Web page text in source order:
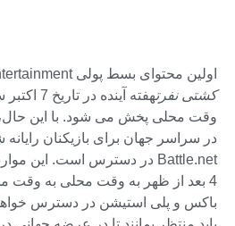
اولین محتوای بسط پولی Blizzard Entertainment
کشتی نفرت
در سراسر جهان برای بازیکنان
4 بعد از ظهر به وقت محلی به وقت